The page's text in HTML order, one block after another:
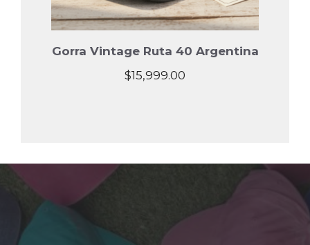
Gorra Vintage Ruta 40 Argentina
$15,999.00